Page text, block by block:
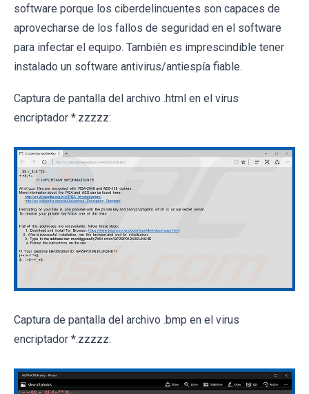
software porque los ciberdelincuentes son capaces de
aprovecharse de los fallos de seguridad en el software
para infectar el equipo. También es imprescindible tener
instalado un software antivirus/antiespía fiable.
Captura de pantalla del archivo .html en el virus
encriptador *.zzzzz:
Captura de pantalla del archivo .bmp en el virus
encriptador *.zzzzz: